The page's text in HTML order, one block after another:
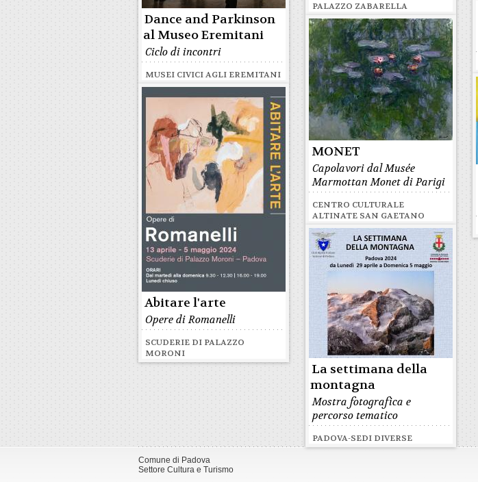
Dance and Parkinson
al Museo Eremitani
Ciclo di incontri
MUSEI CIVICI AGLI EREMITANI
PALAZZO ZABARELLA
MONET
Capolavori dal Musée
Marmottan Monet di Parigi
CENTRO CULTURALE
ALTINATE SAN GAETANO
Abitare l'arte
Opere di Romanelli
SCUDERIE DI PALAZZO
MORONI
La settimana della
montagna
Mostra fotografica e
percorso tematico
PADOVA-SEDI DIVERSE
Comune di Padova
Settore Cultura e Turismo